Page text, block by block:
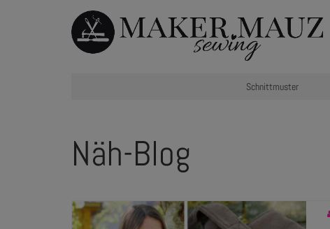
Schnittmuster
Näh-Blog